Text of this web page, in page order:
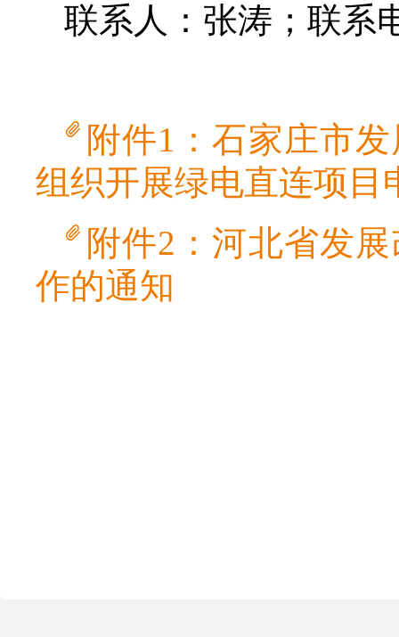
联系人：张涛；
附件1：石家庄市
组织开展绿电直连项目
附件2：河北省发
作的通知